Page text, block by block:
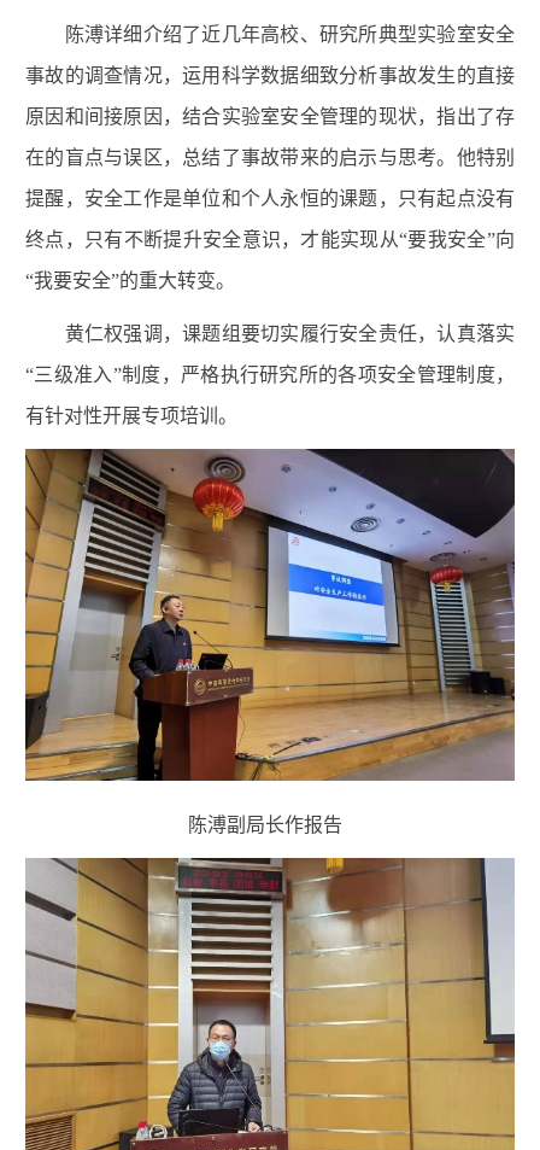
陈溥详细介绍了近几年高校、研究所典型实验室安全
事故的调查情况，运用科学数据细致分析事故发生的直接
原因和间接原因，结合实验室安全管理的现状，指出了存
在的盲点与误区，总结了事故带来的启示与思考。他特别
提醒，安全工作是单位和个人永恒的课题，只有起点没有
终点，只有不断提升安全意识，才能实现从“要我安全”向
“我要安全”的重大转变。
黄仁权强调，课题组要切实履行安全责任，认真落实
“三级准入”制度，严格执行研究所的各项安全管理制度，
有针对性开展专项培训。
陈溥副局长作报告